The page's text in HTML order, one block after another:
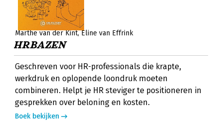
Marthe van der Kint Eline van Effrink
HRBAZEN
Geschreven voor HR-professionals die krapte,
werkdruk en oplopende loondruk moeten
combineren. Helpt je HR steviger te positioneren in
gesprekken over beloning en kosten.
Boek bekijken